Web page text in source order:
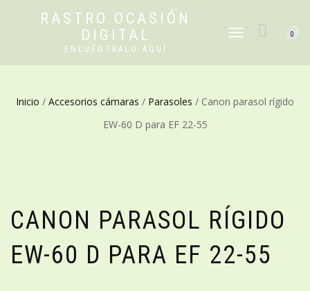
RASTRO OCASIÓN
DIGITAL
ENCUÉNTRALO AQUÍ
CAMBIAR
0
Inicio / Accesorios cámaras / Parasoles / Canon parasol rígido
EW-60 D para EF 22-55
CANON PARASOL RÍGIDO
EW-60 D PARA EF 22-55